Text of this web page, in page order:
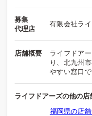
募集
代理店
有限会社ラ
店舗概要
ライフドア
り、北九州
やすい窓口で
ライフドアーズの他の店
福岡県の店舗